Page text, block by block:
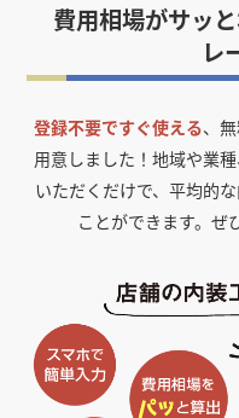
費用相場がサッ
レ
登録不要ですぐ使える、
用意しました！ 地域や業
いただくだけで、平均的
ことができます。ぜ